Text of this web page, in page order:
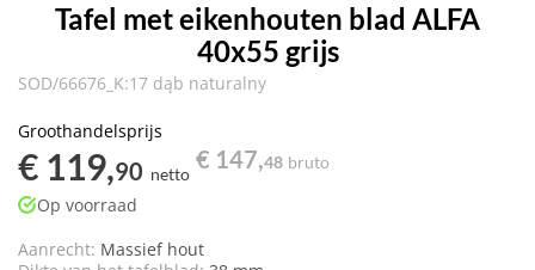
Tafel met eikenhouten blad ALFA
40x55 grijs
SOD/66676_K:17 dąb naturalny
Groothandelsprijs
€ 119,90 netto
€ 147,48 bruto
Op voorraad
Aanrecht: Massief hout